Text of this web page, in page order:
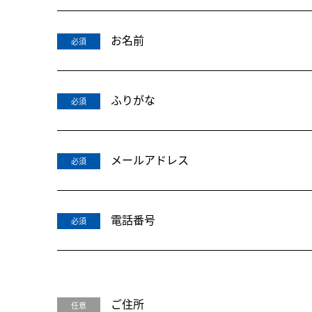
必須 お名前
必須 ふりがな
必須 メールアドレス
必須 電話番号
任意 ご住所